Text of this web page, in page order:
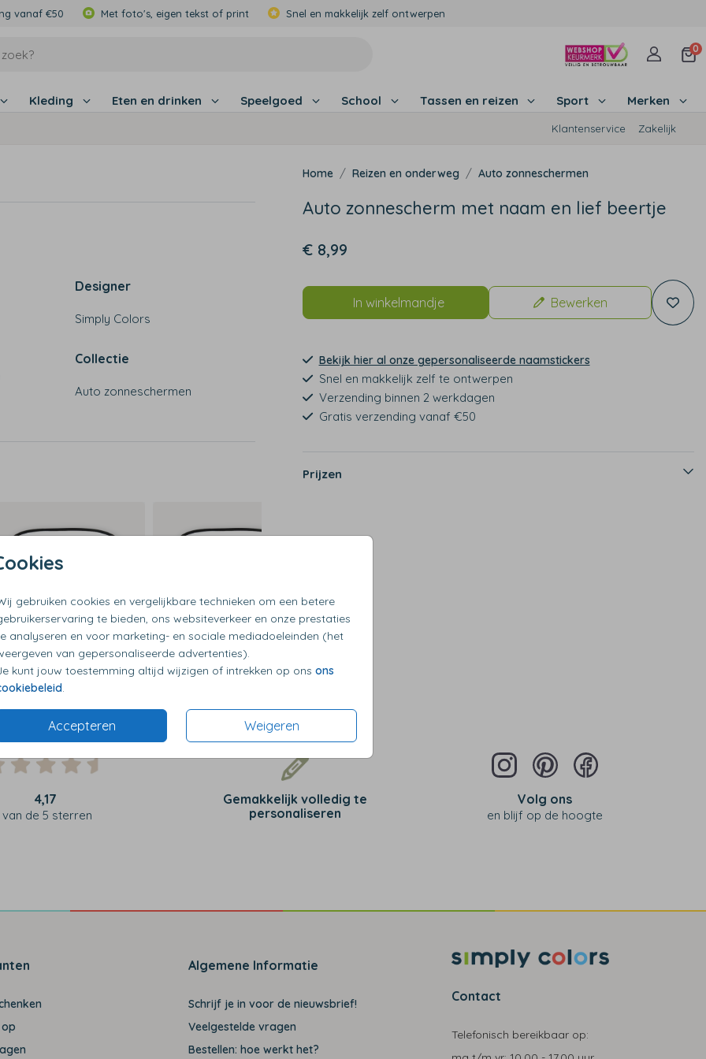
vanaf €50 Met foto's, eigen tekst of print Snel en makkelijk zelf ontwerpen
0
Kleding Eten en drinken Speelgoed School Tassen en reizen Sport Merken
Klantenservice Zakelijk
gebruiken cookies en vergelijkbare technieken om een betere
te bieden, ons websiteverkeer en onze prestaties
analyseren en voor marketing- en sociale mediadoeleinden (het
van gepersonaliseerde advertenties).
kunt jouw toestemming altijd wijzigen of intrekken op ons ons
Accepteren Weigeren
Designer
Simply Colors
Collectie
Auto zonneschermen
Reizen en onderweg Auto zonneschermen
Auto zonnescherm met naam en lief beertje
€ 8,99
In winkelmandje Bewerken
Bekijk hier al onze gepersonaliseerde naamstickers
Snel en makkelijk zelf te ontwerpen
Verzending binnen 2 werkdagen
Gratis verzending vanaf €50
Prijzen
4,17
van de 5 sterren
Gemakkelijk volledig te
personaliseren
Volg ons
en blijf op de hoogte
Algemene Informatie
Schrijf je in voor de nieuwsbrief!
Veelgestelde vragen
Bestellen: hoe werkt het?
Contact
Telefonisch bereikbaar op: